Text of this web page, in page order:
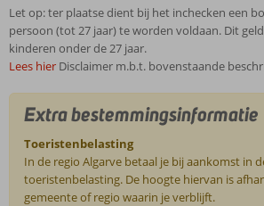
Let op: ter plaatse dient bij het inchecken een
persoon (tot 27 jaar) te worden voldaan. Dit
kinderen onder de 27 jaar.
Lees hier Disclaimer m.b.t. bovenstaande
Extra bestemmingsinformatie
Toeristenbelasting
In de regio Algarve betaal je bij aankomst in
toeristenbelasting. De hoogte hiervan is
gemeente of regio waarin je verblijft.